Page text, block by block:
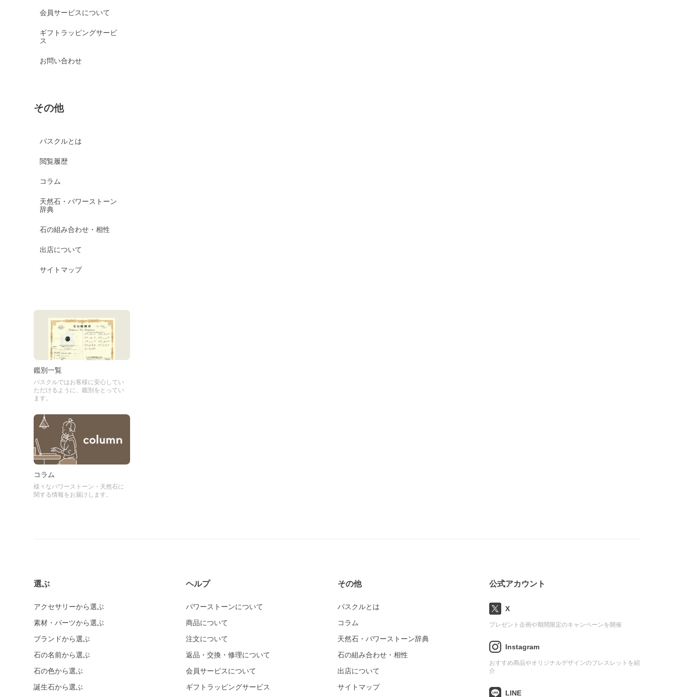
会員サービスについて
ギフトラッピングサービ
ス
お問い合わせ
その他
パスクルとは
閲覧履歴
コラム
天然石・パワーストーン
辞典
石の組み合わせ・相性
出店について
サイトマップ
鑑別一覧
パスクルではお客様に安心してい
ただけるように、鑑別をとってい
ます。
コラム
様々なパワーストーン・天然石に
関する情報をお届けします。
選ぶ
アクセサリーから選ぶ
素材・パーツから選ぶ
ブランドから選ぶ
石の名前から選ぶ
石の色から選ぶ
誕生石から選ぶ
ヘルプ
パワーストーンについて
商品について
注文について
返品・交換・修理について
会員サービスについて
ギフトラッピングサービス
その他
パスクルとは
コラム
天然石・パワーストーン辞典
石の組み合わせ・相性
出店について
サイトマップ
公式アカウント
X
プレゼント企画や期間限定のキャンペーンを開催
Instagram
おすすめ商品やオリジナルデザインのブレスレットを紹
介
LINE